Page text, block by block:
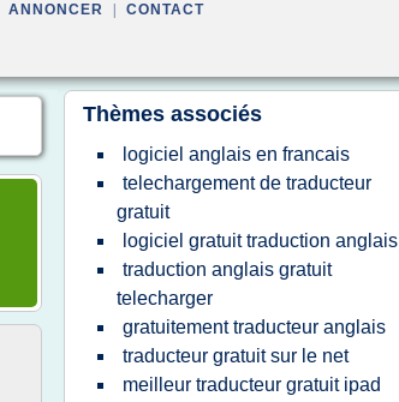
ANNONCER CONTACT
Thèmes associés
logiciel anglais en francais
telechargement de traducteur
gratuit
logiciel gratuit traduction anglais
traduction anglais gratuit
telecharger
gratuitement traducteur anglais
traducteur gratuit sur le net
meilleur traducteur gratuit ipad